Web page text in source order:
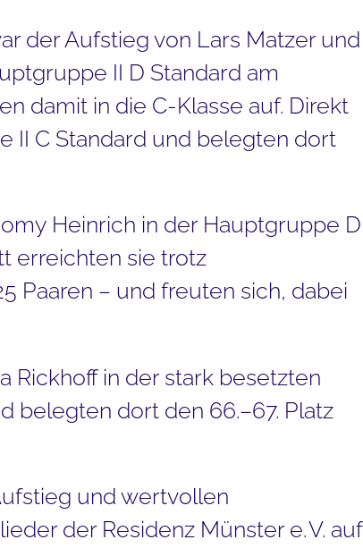
der Aufstieg von Lars Matzer und
II D Standard am
damit in die C-Klasse auf. Direkt
II C Standard und belegten dort
Heinrich in der Hauptgruppe D
erreichten sie trotz
Paaren – und freuten sich, dabei
Rickhoff in der stark besetzten
belegten dort den 66.–67. Platz
und wertvollen
der Residenz Münster e. V. auf